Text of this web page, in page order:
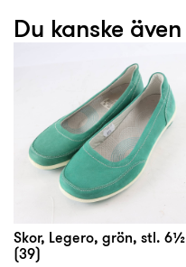
Du kanske
Skor, Legero, grön, stl. 6½
(39)